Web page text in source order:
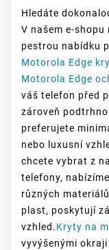
Hledáte
V našem e-shopu
pestrou nabídku
Motorola Edge
Motorola Edge
váš telefon před
zároveň
preferujete
nebo luxusní
chcete vybrat z
telefony,
různých
plast, poskytují
vzhled.Kryty na
vyvýšenými